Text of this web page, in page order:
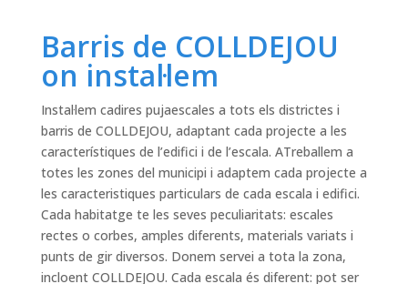
Barris de COLLDEJOU
on instal·lem
Instal·lem cadires pujaescales a tots els districtes i
barris de COLLDEJOU, adaptant cada projecte a les
característiques de l’edifici i de l’escala. ATreballem a
totes les zones del municipi i adaptem cada projecte a
les caracteristiques particulars de cada escala i edifici.
Cada habitatge te les seves peculiaritats: escales
rectes o corbes, amples diferents, materials variats i
punts de gir diversos. Donem servei a tota la zona,
incloent COLLDEJOU. Cada escala és diferent: pot ser